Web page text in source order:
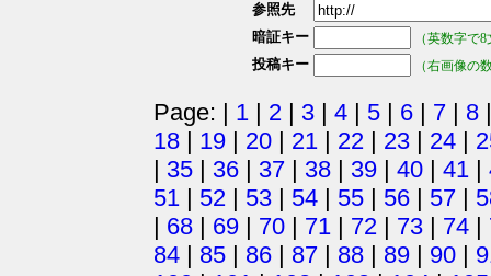
参照先
暗証キー
（英数字で
投稿キー （右画像の
Page: | 1 | 2 | 3 | 4 | 5 | 6 | 7 | 8
18 | 19 | 20 | 21 | 22 | 23 | 24 |
| 35 | 36 | 37 | 38 | 39 | 40 | 41 |
51 | 52 | 53 | 54 | 55 | 56 | 57 |
| 68 | 69 | 70 | 71 | 72 | 73 | 74 |
84 | 85 | 86 | 87 | 88 | 89 | 90 |